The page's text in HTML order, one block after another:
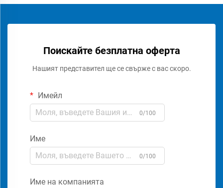
Поискайте безплатна оферта
Нашият представител ще се свърже с вас скоро.
Имейл
0/100
Име
0/100
Име на компанията